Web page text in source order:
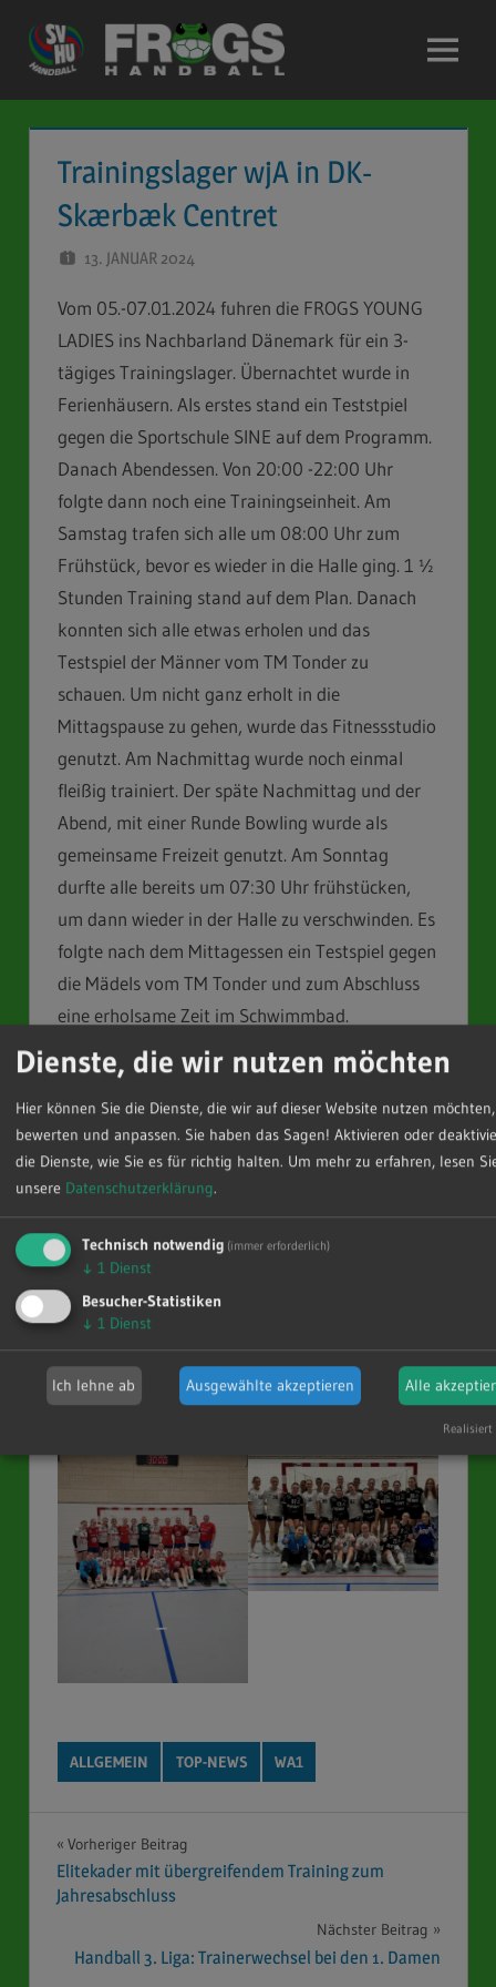
Inhalt
springen
Menü
Trainingslager wjA in DK-
Skærbæk Centret
13. JANUAR 2024
Vom 05.-07.01.2024 fuhren die FROGS YOUNG
LADIES ins Nachbarland Dänemark für ein 3-
tägiges Trainingslager. Übernachtet wurde in
Ferienhäusern. Als erstes stand ein Teststpiel
gegen die Sportschule SINE auf dem Programm.
Danach Abendessen. Von 20:00 -22:00 Uhr
folgte dann noch eine Trainingseinheit. Am
Samstag trafen sich alle um 08:00 Uhr zum
Frühstück, bevor es wieder in die Halle ging. 1 ½
Stunden Training stand auf dem Plan. Danach
konnten sich alle etwas erholen und das
Testspiel der Männer vom TM Tonder zu
schauen. Um nicht ganz erholt in die
Mittagspause zu gehen, wurde das Fitnessstudio
genutzt. Am Nachmittag wurde noch einmal
fleißig trainiert. Der späte Nachmittag und der
Abend, mit einer Runde Bowling wurde als
gemeinsame Freizeit genutzt. Am Sonntag
durfte alle bereits um 07:30 Uhr frühstücken,
um dann wieder in der Halle zu verschwinden. Es
folgte nach dem Mittagessen ein Testspiel gegen
die Mädels vom TM Tonder und zum Abschluss
eine erholsame Zeit im Schwimmbad.
https://skaerbaekcentret.dk/de/sportcamp/
https://tmth.dk/truppen/
https://sine.dk/sportslinjer/haandbold-drenge/
ALLGEMEIN TOP-NEWS WA1
Beitragsnavigation
Vorheriger Beitrag
Elitekader mit übergreifendem Training zum
Jahresabschluss
Nächster Beitrag
Handball 3. Liga: Trainerwechsel bei den 1. Damen
Dienste, die wir nutzen möchten
Hier können Sie die Dienste, die wir auf dieser Website nutzen möchten,
bewerten und anpassen. Sie haben das Sagen! Aktivieren oder
die Dienste, wie Sie es für richtig halten. Um mehr zu erfahren, lesen
unsere Datenschutzerklärung.
Technisch notwendig (immer erforderlich)
↓ 1 Dienst
Besucher-Statistiken
↓ 1 Dienst
Ich lehne ab Ausgewählte akzeptieren Alle